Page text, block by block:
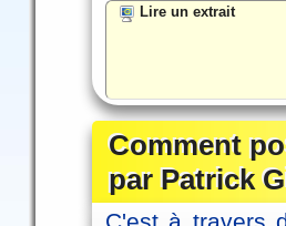
Lire un extrait
Comment
par Patrick